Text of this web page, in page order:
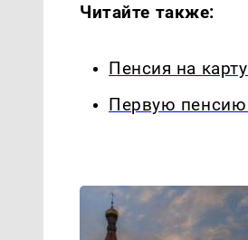
Читайте также:
Пенсия на
Первую пенсию